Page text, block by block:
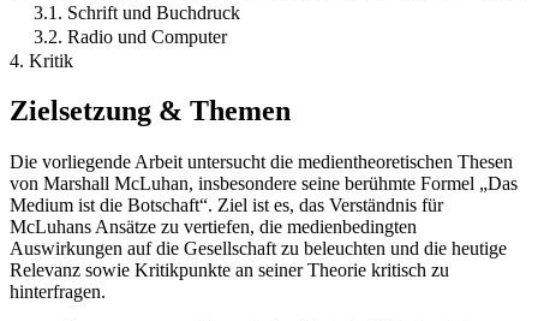
3.1. Schrift und Buchdruck
3.2. Radio und Computer
4. Kritik
Zielsetzung & Themen
Die vorliegende Arbeit untersucht die medientheoretischen Thesen
von Marshall McLuhan, insbesondere seine berühmte Formel „Das
Medium ist die Botschaft“. Ziel ist es, das Verständnis für
McLuhans Ansätze zu vertiefen, die medienbedingten
Auswirkungen auf die Gesellschaft zu beleuchten und die heutige
Relevanz sowie Kritikpunkte an seiner Theorie kritisch zu
hinterfragen.